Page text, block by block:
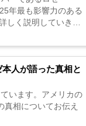
年最も影響力のある
しく説明していきま
人が語った真相と
います。アメリカの
相についてお伝え